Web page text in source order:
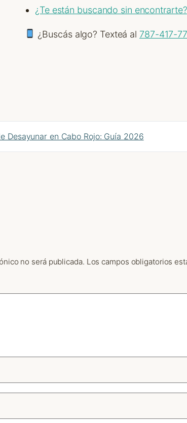
¿Te están buscando sin encontrarte?
¿Buscás algo? Texteá al 787-417-
Desayunar en Cabo Rojo: Guía 2026
no será publicada. Los campos obligatorios